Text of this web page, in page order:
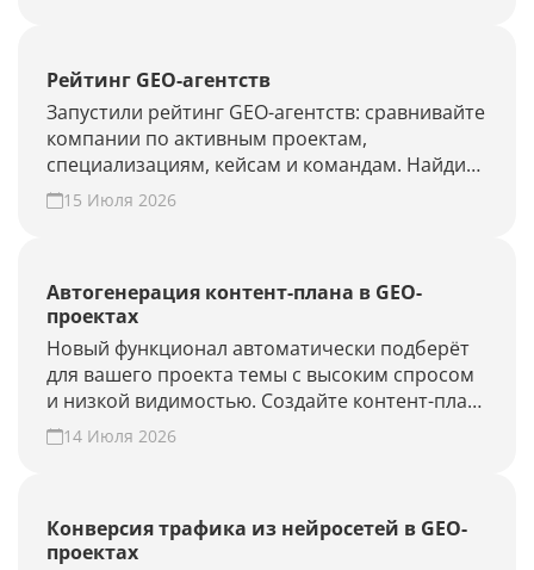
Рейтинг GEO-агентств
Запустили рейтинг GEO-агентств: сравнивайте
компании по активным проектам,
специализациям, кейсам и командам. Найдите
подрядчика для продвижения в ChatGPT,
Алисе AI и Perplexity или добавьте своё
15 Июля 2026
Автогенерация контент-плана в GEO-
проектах
Новый функционал автоматически подберёт
для вашего проекта темы с высоким спросом
и низкой видимостью. Создайте контент-план
за несколько минут и повысьте присутствие
вашего бренда и сайта в ответах нейросетей.
14 Июля 2026
Конверсия трафика из нейросетей в GEO-
проектах